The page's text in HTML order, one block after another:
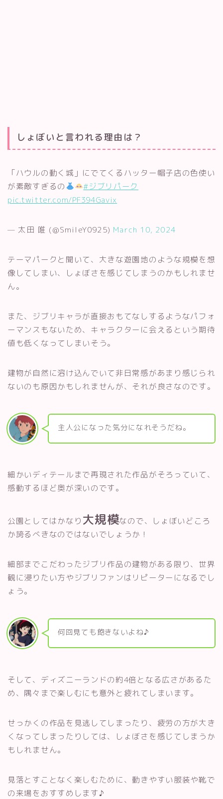
しょぼいと言われる理由は？
「ハウルの動く城」にでてくるハッター帽子店の色使い
が素敵すぎるの
#ジブリパーク
pic.twitter.com/PF394Gavix
— 太田 唯 (@SmileY0925) March 10, 2024
テーマパークと聞いて、大きな遊園地のような規模を想
像してしまい、しょぼさを感じてしまうのかもしれませ
ん。
また、ジブリキャラが直接おもてなしするようなパフォ
ーマンスもないため、キャラクターに会えるという期待
値も低くなってしまいそう。
建物が自然に溶け込んでいて非日常感があまり感じられ
ないのも原因かもしれませんが、それが良さなのです。
主人公になった気分になれそうだね。
細かいディテールまで再現された作品がそろっていて、
感動するほど奥が深いのです。
公園としてはかなり 大規模なので、しょぼいどころ
か誇るべきなのではないでしょうか！
細部までこだわったジブリ作品の建物がある限り、世界
観に浸りたい方やジブリファンはリピーターになるでし
ょう。
何回見ても飽きないよね♪
そして、ディズニーランドの約4倍となる広さがあるた
め、隅々まで楽しむにも意外と疲れてしまいます。
せっかくの作品を見逃してしまったり、疲労の方が大き
くなってしまったりしては、しょぼさを感じてしまうか
もしれません。
見落とすことなく楽しむために、動きやすい服装や靴で
の来場をおすすめします♪